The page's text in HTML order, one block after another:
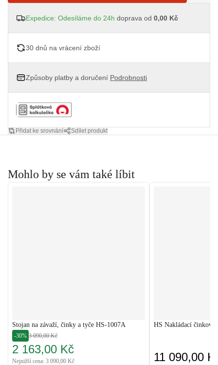
Expedice: Odesíláme do 24h doprava od 0,00 Kč
30 dnů na vrácení zboží
Způsoby platby a doručení Podrobnosti
Přidat ke srovnání Sdílet produkt
Mohlo by se vám také líbit
Stojan na závaží, činky a tyče HS-1007A
-30% 3 090,00 Kč
2 163,00 Kč
Nejnižší cena: 3 090,00 Kč
HS Nakládací činkový
11 090,00